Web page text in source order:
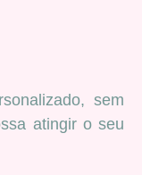
sem
atingir o seu